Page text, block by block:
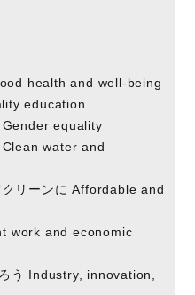
health and well-being
education
Gender equality
Clean water and
リーンに Affordable and
work and economic
う Industry, innovation,